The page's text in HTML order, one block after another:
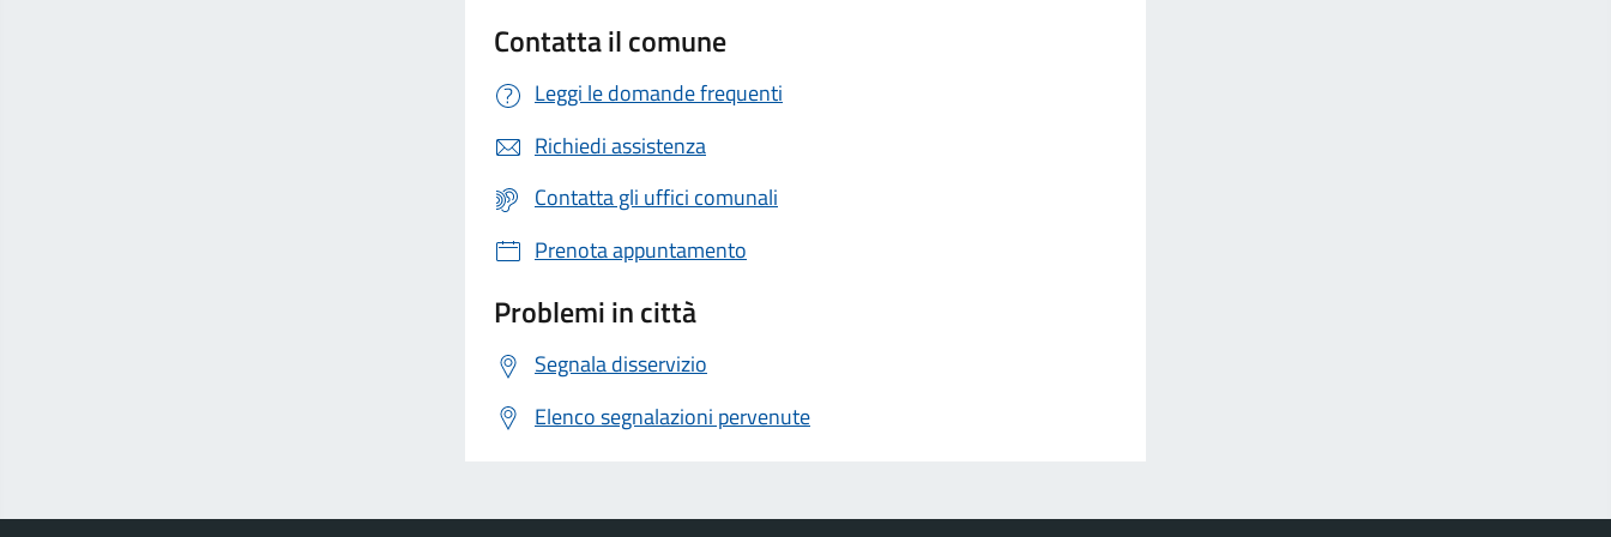
Contatta il comune
Leggi le domande frequenti
Richiedi assistenza
Contatta gli uffici comunali
Prenota appuntamento
Problemi in città
Segnala disservizio
Elenco segnalazioni pervenute